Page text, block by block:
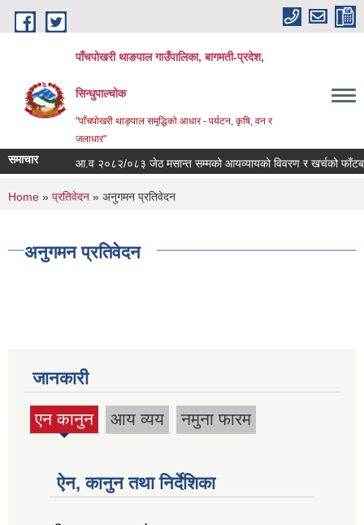
Skip to main content
पाँचपोखरी थाङपाल गाउँपालिका, बागमती-प्रदेश,
सिन्धुपाल्चोक
"पाँचपोखरी थाङ्पाल समृद्धिको आधार - पर्यटन, कृषि, वन र
जलाधार"
समाचार आ.व २०८२/०८३ जेठ मसान्त सम्मको आयव्यायको विवरण र खर्चको फाँटबारी ।
You are here
Home » प्रतिवेदन » अनुगमन प्रतिवेदन
अनुगमन प्रतिवेदन
जानकारी
एन कानुन
(active
आय व्यय नमुना फारम
ऐन, कानुन तथा निर्देशिका